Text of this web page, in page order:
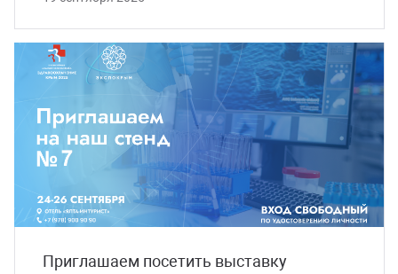
Приглашаем посетить выставку